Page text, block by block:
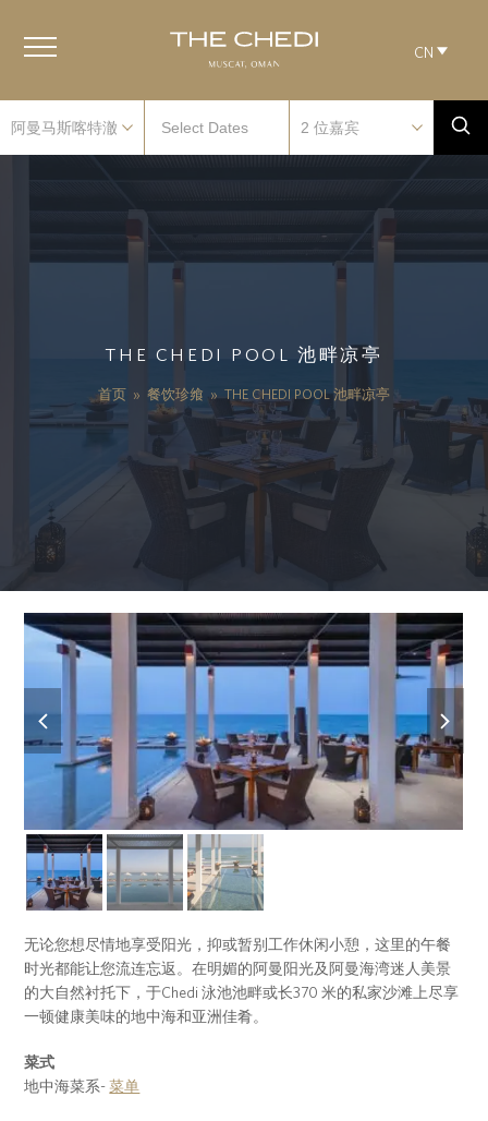
CN
THE CHEDI POOL 池畔凉亭
首页 » 餐饮珍飨 » THE CHEDI POOL 池畔凉亭
slide
slide
无论您想尽情地享受阳光，抑或暂别工作休闲小憩，这里的午餐
时光都能让您流连忘返。在明媚的阿曼阳光及阿曼海湾迷人美景
的大自然衬托下，于Chedi 泳池池畔或长370 米的私家沙滩上尽享
一顿健康美味的地中海和亚洲佳肴。
菜式
地中海菜系-菜单